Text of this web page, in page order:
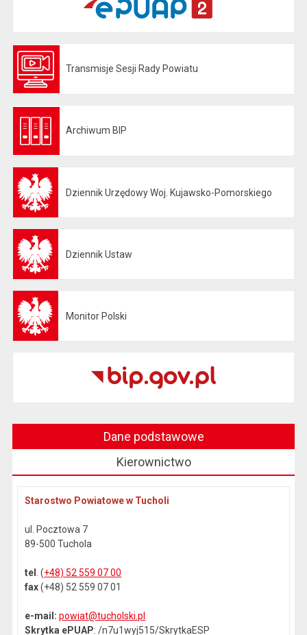
Transmisje Sesji Rady Powiatu
Archiwum BIP
Dziennik Urzędowy Woj. Kujawsko-Pomorskiego
Dziennik Ustaw
Monitor Polski
Dane podstawowe
Kierownictwo
Starostwo Powiatowe w Tucholi
ul. Pocztowa 7
89-500 Tuchola
tel . (+48) 52 559 07 00
fax(+48) 52 559 07 01
e-mail:powiat@tucholski.pl
Skrytka ePUAP: /n7u1wyj515/SkrytkaESP